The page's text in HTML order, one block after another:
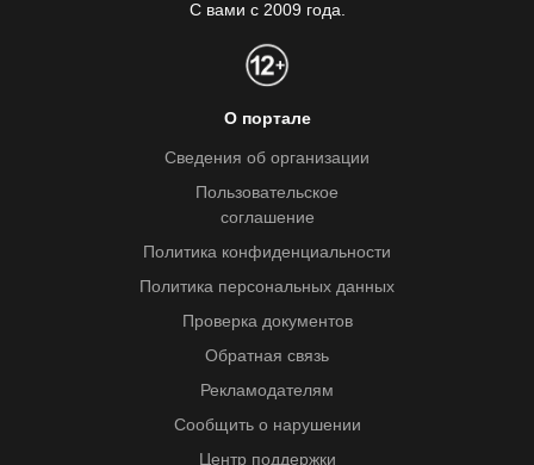
С вами с 2009 года.
О портале
Сведения об организации
Пользовательское
соглашение
Политика конфиденциальности
Политика персональных данных
Проверка документов
Обратная связь
Рекламодателям
Сообщить о нарушении
Центр поддержки